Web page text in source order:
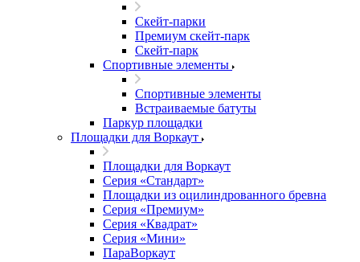
Скейт-парки
Премиум скейт-парк
Скейт-парк
Спортивные элементы
Спортивные элементы
Встраиваемые батуты
Паркур площадки
Площадки для Воркаут
Площадки для Воркаут
Серия «Стандарт»
Площадки из оцилиндрованного бревна
Серия «Премиум»
Серия «Квадрат»
Серия «Мини»
ПараВоркаут